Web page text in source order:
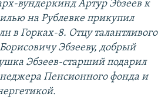
вундеркинд Артур Эбзеев к
на Рублевке прикупил
в Горках-8. Отцу талантливого
Эбзееву, добрый
Эбзеев-старший подарил
Пенсионного фонда и